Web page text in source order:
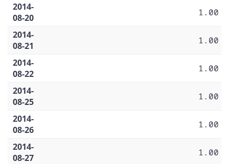
2014-
08-20
1.00
2014-
08-21
1.00
2014-
08-22
1.00
2014-
08-25
1.00
2014-
08-26
1.00
2014-
08-27
1.00